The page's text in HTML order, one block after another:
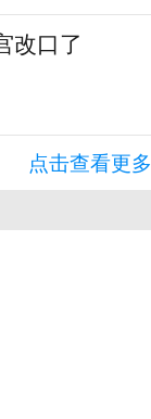
改口了
点击查看更多